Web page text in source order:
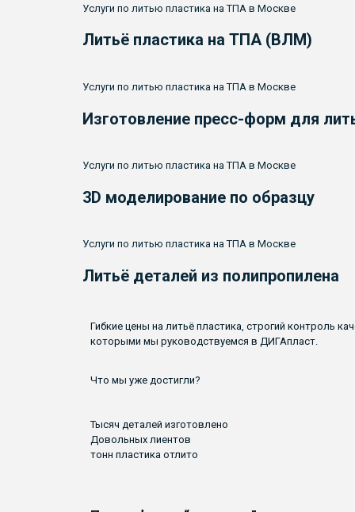
Услуги по литью пластика на ТПА в Москве
Литьё пластика на ТПА (ВЛМ)
Услуги по литью пластика на ТПА в Москве
Изготовление пресс-форм для
Услуги по литью пластика на ТПА в Москве
3D моделирование по образцу
Услуги по литью пластика на ТПА в Москве
Литьё деталей из полипропилена​
Гибкие цены на литьё пластика, строгий контроль
которыми мы руководствуемся в ДИГАпласт.
Что мы уже достигли?
Тысяч деталей изготовлено
Довольных лиентов
тонн пластика отлито